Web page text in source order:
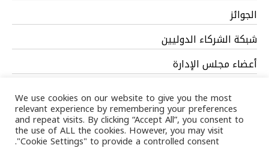
الجوائز
شبكة الشركاء الدوليين
أعضاء مجلس الإدارة
We use cookies on our website to give you the most
relevant experience by remembering your preferences
and repeat visits. By clicking “Accept All”, you consent to
the use of ALL the cookies. However, you may visit
"Cookie Settings" to provide a controlled consent.